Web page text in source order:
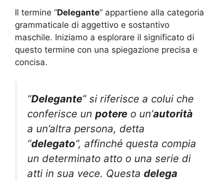
Il termine “Delegante” appartiene alla categoria
grammaticale di aggettivo e sostantivo
maschile. Iniziamo a esplorare il significato di
questo termine con una spiegazione precisa e
concisa.
“Delegante” si riferisce a colui che
conferisce un potere o un’autorità
a un’altra persona, detta
“delegato“, affinché questa compia
un determinato atto o una serie di
atti in sua vece. Questa delega